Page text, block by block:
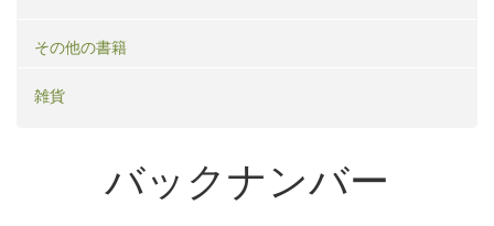
その他の書籍
雑貨
バックナンバー